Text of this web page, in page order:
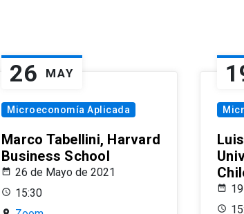
26 MAY
Microeconomía Aplicada
Marco Tabellini, Harvard
Business School
26 de Mayo de 2021
15:30